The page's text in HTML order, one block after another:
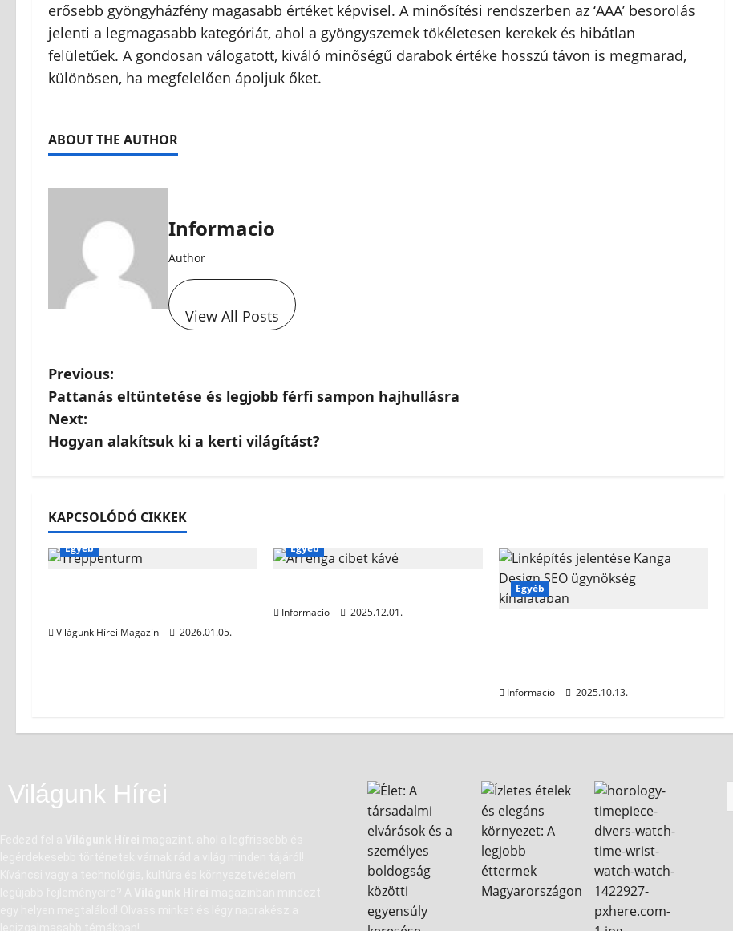
erősebb gyöngyházfény magasabb értéket képvisel. A minősítési rendszerben az ‘AAA’ besorolás
jelenti a legmagasabb kategóriát, ahol a gyöngyszemek tökéletesen kerekek és hibátlan
felületűek. A gondosan válogatott, kiváló minőségű darabok értéke hosszú távon is megmarad,
különösen, ha megfelelően ápoljuk őket.
ABOUT THE AUTHOR
Informacio
Author
View All Posts
Previous:
Pattanás eltüntetése és legjobb férfi sampon hajhullásra
Next:
Hogyan alakítsuk ki a kerti világítást?
KAPCSOLÓDÓ CIKKEK
Egyéb
Világunk Hírei Magazin 2026.01.05.
Egyéb
Informacio 2025.12.01.
Egyéb
Informacio 2025.10.13.
Világunk Hírei